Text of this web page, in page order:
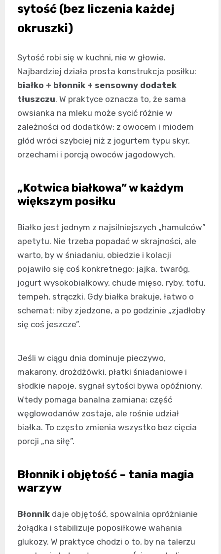
sytość (bez liczenia każdej
okruszki)
Sytość robi się w kuchni, nie w głowie.
Najbardziej działa prosta konstrukcja posiłku:
białko + błonnik + sensowny dodatek
tłuszczu. W praktyce oznacza to, że sama
owsianka na mleku może sycić różnie w
zależności od dodatków: z owocem i miodem
głód wróci szybciej niż z jogurtem typu skyr,
orzechami i porcją owoców jagodowych.
„Kotwica białkowa” w każdym
większym posiłku
Białko jest jednym z najsilniejszych „hamulców”
apetytu. Nie trzeba popadać w skrajności, ale
warto, by w śniadaniu, obiedzie i kolacji
pojawiło się coś konkretnego: jajka, twaróg,
jogurt wysokobiałkowy, chude mięso, ryby, tofu,
tempeh, strączki. Gdy białka brakuje, łatwo o
schemat: niby zjedzone, a po godzinie „zjadłoby
się coś jeszcze”.
Jeśli w ciągu dnia dominuje pieczywo,
makarony, drożdżówki, płatki śniadaniowe i
słodkie napoje, sygnał sytości bywa opóźniony.
Wtedy pomaga banalna zamiana: część
węglowodanów zostaje, ale rośnie udział
białka. To często zmienia wszystko bez cięcia
porcji „na siłę”.
Błonnik i objętość – tania magia
warzyw
Błonnik daje objętość, spowalnia opróżnianie
żołądka i stabilizuje poposiłkowe wahania
glukozy. W praktyce chodzi o to, by na talerzu